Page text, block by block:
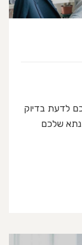
לדעת בדיוק
שלכם